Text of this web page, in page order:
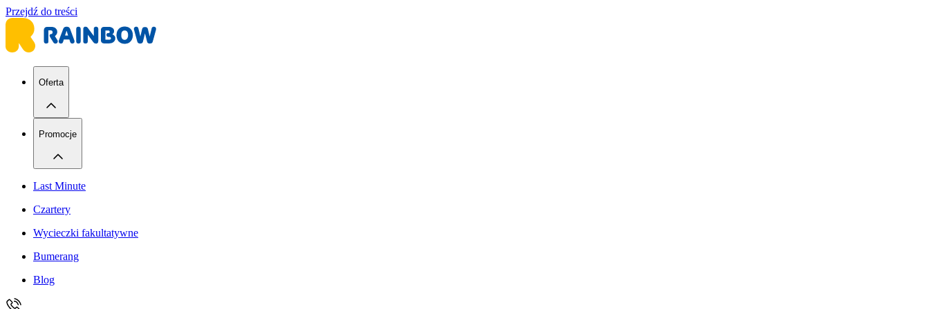
Przejdź do treści
Oferta
Promocje
Last Minute
Czartery
Wycieczki fakultatywne
Bumerang
Blog